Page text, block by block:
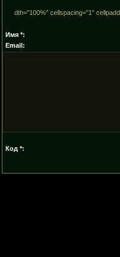
dth="100%" cellspacing="1"
Имя *:
Email:
Код *: